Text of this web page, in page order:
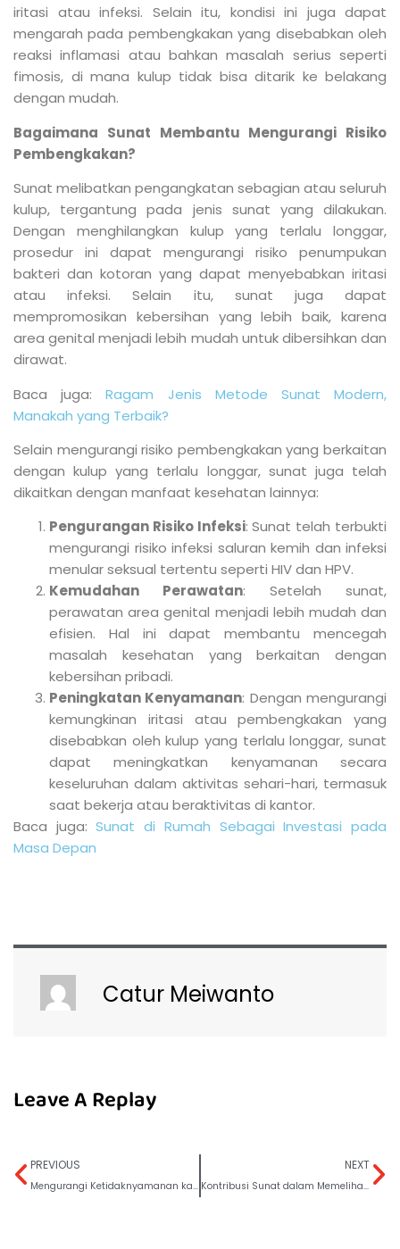
iritasi atau infeksi. Selain itu, kondisi ini juga dapat
mengarah pada pembengkakan yang disebabkan oleh
reaksi inflamasi atau bahkan masalah serius seperti
fimosis, di mana kulup tidak bisa ditarik ke belakang
dengan mudah.
Bagaimana Sunat Membantu Mengurangi Risiko
Pembengkakan?
Sunat melibatkan pengangkatan sebagian atau seluruh
kulup, tergantung pada jenis sunat yang dilakukan.
Dengan menghilangkan kulup yang terlalu longgar,
prosedur ini dapat mengurangi risiko penumpukan
bakteri dan kotoran yang dapat menyebabkan iritasi
atau infeksi. Selain itu, sunat juga dapat
mempromosikan kebersihan yang lebih baik, karena
area genital menjadi lebih mudah untuk dibersihkan dan
dirawat.
Baca juga:Ragam Jenis Metode Sunat Modern,
Manakah yang Terbaik?
Selain mengurangi risiko pembengkakan yang berkaitan
dengan kulup yang terlalu longgar, sunat juga telah
dikaitkan dengan manfaat kesehatan lainnya:
Pengurangan Risiko Infeksi: Sunat telah terbukti
mengurangi risiko infeksi saluran kemih dan infeksi
menular seksual tertentu seperti HIV dan HPV.
Kemudahan Perawatan: Setelah sunat,
perawatan area genital menjadi lebih mudah dan
efisien. Hal ini dapat membantu mencegah
masalah kesehatan yang berkaitan dengan
kebersihan pribadi.
Peningkatan Kenyamanan: Dengan mengurangi
kemungkinan iritasi atau pembengkakan yang
disebabkan oleh kulup yang terlalu longgar, sunat
dapat meningkatkan kenyamanan secara
keseluruhan dalam aktivitas sehari-hari, termasuk
saat bekerja atau beraktivitas di kantor.
Baca juga:Sunat di Rumah Sebagai Investasi pada
Masa Depan
Catur Meiwanto
Leave A Replay
PREVIOUS
Mengurangi Ketidaknyamanan karena Duduk Lama dengan Sunat
NEXT
Kontribusi Sunat dalam Memelihara Kesehatan Prostat